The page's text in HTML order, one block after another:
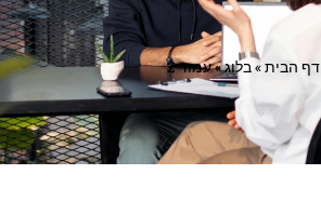
דף הבית»בלוג»עמוד 2